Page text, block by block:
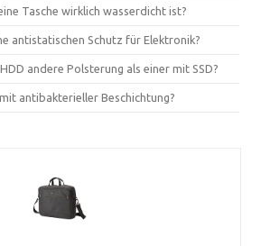
Tasche wirklich wasserdicht ist?
antistatischen Schutz für Elektronik?
andere Polsterung als einer mit SSD?
antibakterieller Beschichtung?